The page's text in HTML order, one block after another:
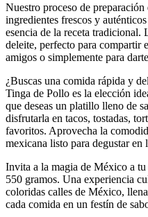
Nuestro proceso de
ingredientes frescos y
esencia de la receta tradicional.
deleite, perfecto para compartir
amigos o simplemente para
¿Buscas una comida rápida y
Tinga de Pollo es la elección
que deseas un platillo lleno de
disfrutarla en tacos, tostadas,
favoritos. Aprovecha la
mexicana listo para degustar en
Invita a la magia de México a
550 gramos. Una experiencia
coloridas calles de México,
cada comida en un festín de